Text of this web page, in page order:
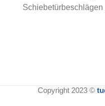
Copyright 2023 ©
Intersteel